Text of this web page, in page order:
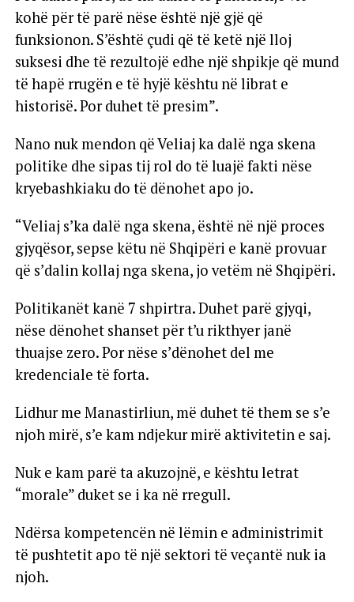
kohë për të parë nëse është një gjë që
funksionon. S’është çudi që të ketë një lloj
suksesi dhe të rezultojë edhe një shpikje që mund
të hapë rrugën e të hyjë kështu në librat e
historisë. Por duhet të presim”.
Nano nuk mendon që Veliaj ka dalë nga skena
politike dhe sipas tij rol do të luajë fakti nëse
kryebashkiaku do të dënohet apo jo.
“Veliaj s’ka dalë nga skena, është në një proces
gjyqësor, sepse këtu në Shqipëri e kanë provuar
që s’dalin kollaj nga skena, jo vetëm në Shqipëri.
Politikanët kanë 7 shpirtra. Duhet parë gjyqi,
nëse dënohet shanset për t’u rikthyer janë
thuajse zero. Por nëse s’dënohet del me
kredenciale të forta.
Lidhur me Manastirliun, më duhet të them se s’e
njoh mirë, s’e kam ndjekur mirë aktivitetin e saj.
Nuk e kam parë ta akuzojnë, e kështu letrat
“morale” duket se i ka në rregull.
Ndërsa kompetencën në lëmin e administrimit
të pushtetit apo të një sektori të veçantë nuk ia
njoh.